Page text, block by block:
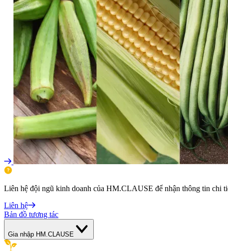
Liên hệ đội ngũ kinh doanh của HM.CLAUSE để nhận thông tin chi
Liên hệ
Bản đồ tương tác
Gia nhập HM.CLAUSE